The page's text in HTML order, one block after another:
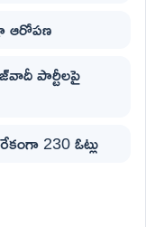
ఆరోపణ
పార్టీలపై
230 ఓట్లు